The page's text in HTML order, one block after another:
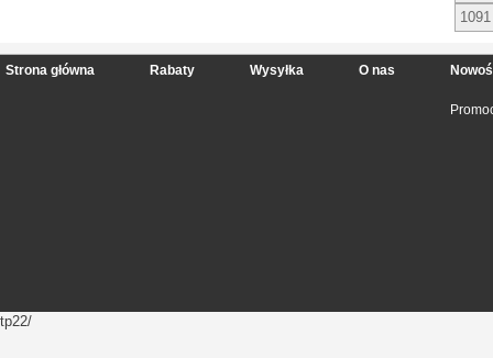
1091
Strona główna Rabaty Wysyłka O nas
tp22/